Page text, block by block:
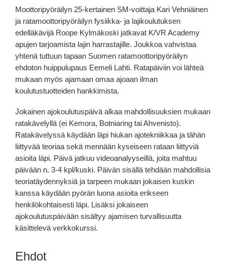
Moottoripyöräilyn 25-kertainen SM-voittaja Kari Vehniäinen
ja ratamoottoripyöräilyn fysiikka- ja lajikoulutuksen
edelläkävijä Roope Kylmäkoski jatkavat K/VR Academy
apujen tarjoamista lajin harrastajille. Joukkoa vahvistaa
yhtenä tuttuun tapaan Suomen ratamoottoripyöräilyn
ehdoton huippulupaus Eemeli Lahti. Ratapäiviin voi lähteä
mukaan myös ajamaan omaa ajoaan ilman
koulutustuotteiden hankkimista.
Jokainen ajokoulutuspäivä alkaa mahdollisuuksien mukaan
ratakävelyllä (ei Kemora, Botniaring tai Ahvenisto).
Ratakävelyssä käydään läpi hiukan ajotekniikkaa ja tähän
liittyvää teoriaa sekä mennään kyseiseen rataan liittyviä
asioita läpi. Päivä jatkuu videoanalyyseillä, joita mahtuu
päivään n. 3-4 kpl/kuski. Päivän sisällä tehdään mahdollisia
teoriatäydennyksiä ja tarpeen mukaan jokaisen kuskin
kanssa käydään pyörän luona asioita erikseen
henkilökohtaisesti läpi. Lisäksi jokaiseen
ajokoulutuspäivään sisältyy ajamisen turvallisuutta
käsittelevä verkkokurssi.
Ehdot